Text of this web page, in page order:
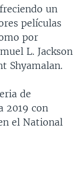
un
películas
por
L. Jackson
Shyamalan.
de
2019 con
el National